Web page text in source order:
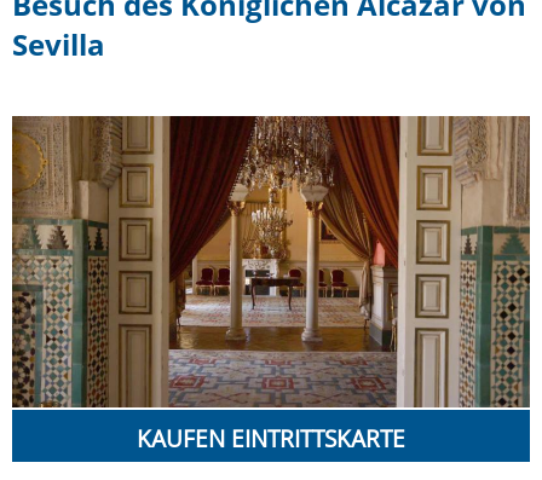
Sevilla
KAUFEN EINTRITTSKARTE